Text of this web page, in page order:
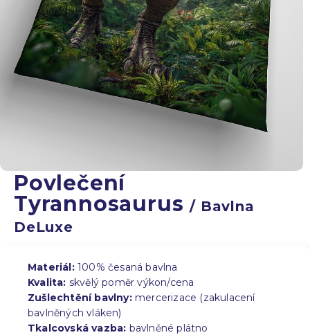
Povlečení
Tyrannosaurus/ Bavlna
DeLuxe
Materiál:100% česaná bavlna
Kvalita: skvělý poměr výkon/cena
Zušlechtění bavlny:mercerizace (zakulacení
bavlněných vláken)
Tkalcovská vazba: bavlněné plátno